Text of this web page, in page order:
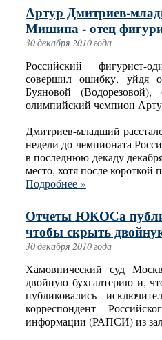
Артур Дмитриев-
Мишина - отец
30 декабря 2010 года
Российский фигурист-
совершил ошибку, уйдя
Буяновой (Водорезовой),
олимпийский чемпион
Дмитриев-младший
недели до чемпионата
в последнюю декаду
место, хотя после
Подробнее »
Отчеты ЮКОСа
чтобы скрыть
30 декабря 2010 года
Хамовнический суд
двойную бухгалтерию и,
публиковались
корреспондент
информации (РАПСИ) из